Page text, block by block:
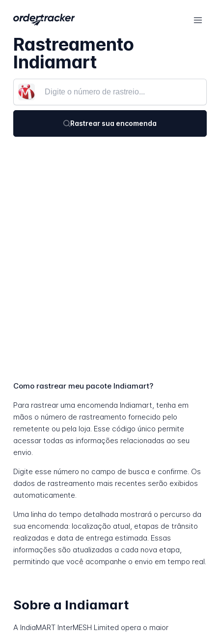
Rastreamento
Indiamart
Rastrear sua encomenda
Como rastrear meu pacote Indiamart?
Para rastrear uma encomenda Indiamart, tenha em
mãos o número de rastreamento fornecido pelo
remetente ou pela loja. Esse código único permite
acessar todas as informações relacionadas ao seu
envio.
Digite esse número no campo de busca e confirme. Os
dados de rastreamento mais recentes serão exibidos
automaticamente.
Uma linha do tempo detalhada mostrará o percurso da
sua encomenda: localização atual, etapas de trânsito
realizadas e data de entrega estimada. Essas
informações são atualizadas a cada nova etapa,
permitindo que você acompanhe o envio em tempo real.
Sobre a Indiamart
A IndiaMART InterMESH Limited opera o maior